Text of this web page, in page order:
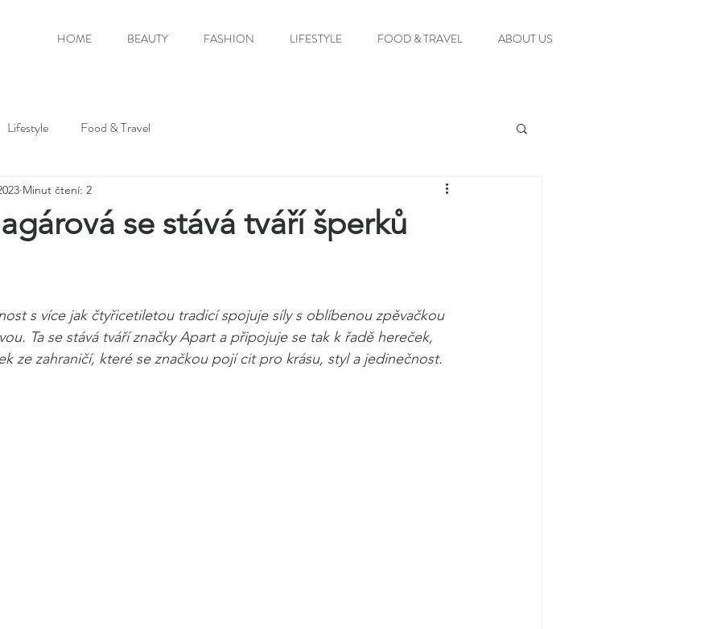
HOME BEAUTY FASHION LIFESTYLE FOOD & TRAVEL ABOUT US
Lifestyle Food & Travel
se stává tváří šperků
Minut čtení: 2
s více jak čtyřicetiletou tradicí spojuje síly s oblíbenou zpěvačkou
Ta se stává tváří značky Apart a připojuje se tak k řadě hereček,
ze zahraničí, které se značkou pojí cit pro krásu, styl a jedinečnost.